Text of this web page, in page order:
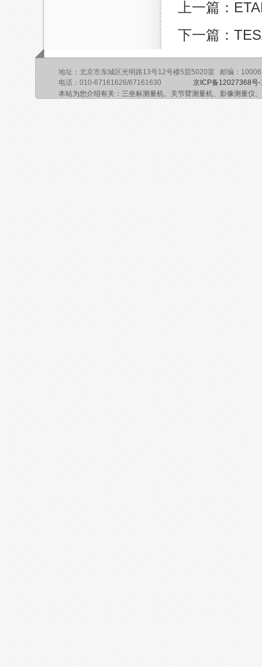
上一篇：
下一篇：
地址：北京市东城区光明路13号12号楼5层5020室 邮编：
电话：010-67161626/67161630 京ICP备12027368号
本站为您介绍有关：三坐标测量机、关节臂测量机、影像测量仪